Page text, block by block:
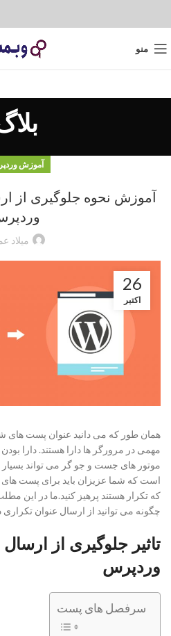
منو
آموزش
آموزش نحوه جلوگیری از
میلاد
26
اکتبر
مهمی در مرورگر ها دارا هستند. دارا
موتور های جست و جو گر می تواند بسیار
است که شما عزیزان باید برای پست های
که تکرار هستند پرهیز کنید.ما در این
چگونه می توانید از ارسال عنوان
تاثیر جلوگیری از
وردپرس
سرفصل های پست